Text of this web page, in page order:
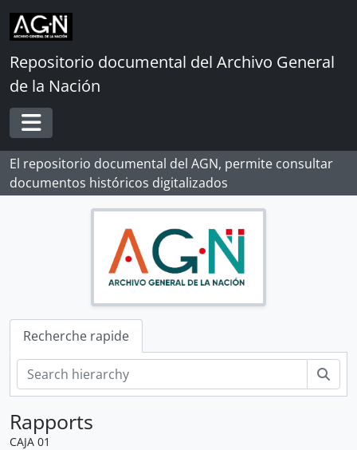
Skip to main content
Repositorio documental del Archivo General
de la Nación
Toggle navigation
El repositorio documental del AGN, permite consultar
documentos históricos digitalizados
Recherche rapide
Rapports
CAJA 01